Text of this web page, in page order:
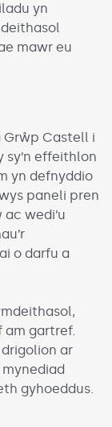
yn
mawr eu
Grŵp Castell i
effeithlon
yn defnyddio
paneli pren
wedi’u
o darfu a
am gartref.
ar
gyhoeddus.